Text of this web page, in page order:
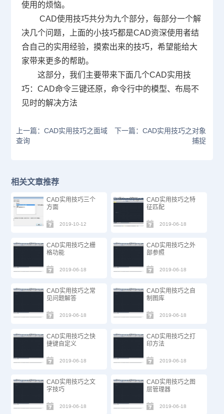
使用的烦恼。
CAD使用技巧共分为九个部分，每部分一个解
决几个问题，上面的小技巧都是CAD资深使用者结
合自己的实用经验，摸索出来的技巧，希望能给大
家带来更多的帮助。
这部分，我们主要带来下面几个CAD实用技
巧： CAD命令三键还原，命令行中的模型、布局不
见时的解决方法
上一篇：CAD实用技巧之面域
查询
下一篇：CAD实用技巧之对象
捕捉
相关文章推荐
CAD实用技巧三个
方面
2019-10-12
CAD实用技巧之特
征匹配
2019-06-18
CAD实用技巧之栅
格功能
2019-06-18
CAD实用技巧之外
部参照
2019-06-18
CAD实用技巧之常
见问题解答
2019-06-18
CAD实用技巧之自
制图库
2019-06-18
CAD实用技巧之快
捷键自定义
2019-06-18
CAD实用技巧之打
印方法
2019-06-18
CAD实用技巧之文
字技巧
2019-06-18
CAD实用技巧之图
层管理器
2019-06-18